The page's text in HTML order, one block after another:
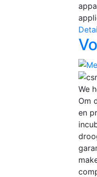
We
Om
en